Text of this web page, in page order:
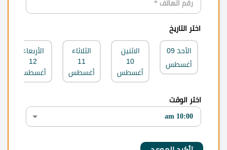
اختر التاريخ
الأحد 09
أغسطس
الاثنين
10
أغسطس
الثلاثاء
11
أغسطس
الأربعاء
12
أغسطس
اختر الوقت